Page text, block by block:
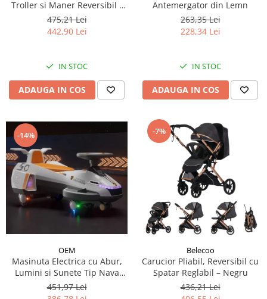
Troller si Maner Reversibil -
Bej
475,21 Lei
442,90 Lei
IN STOC
ADAUGA IN COS
Antemergator din Lemn
263,35 Lei
228,34 Lei
IN STOC
ADAUGA IN COS
-14%
OEM
Masinuta Electrica cu Abur,
Lumini si Sunete Tip Nava
Spatiala
451,97 Lei
-7%
Belecoo
Carucior Pliabil, Reversibil cu
Spatar Reglabil – Negru
436,21 Lei